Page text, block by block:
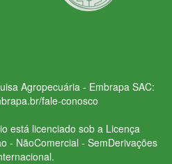
Agropecuária - Embrapa SAC:
fale-conosco
está licenciado sob a Licença
- NãoComercial - SemDerivações